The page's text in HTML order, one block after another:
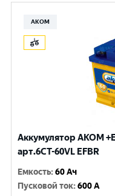
АКОМ
Аккумулятор AKOM
арт.6CТ-60VL EFBR
Емкость:60 Ач
Пусковой ток:600 A